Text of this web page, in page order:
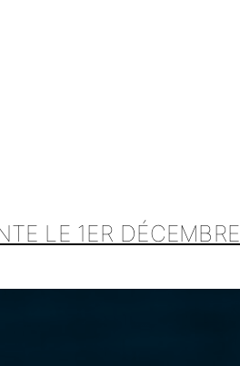
LE 1ER DÉCEMBRE